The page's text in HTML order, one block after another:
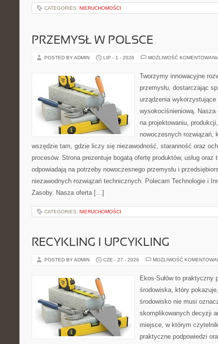
CATEGORIES: NIERUCHOMOŚCI
PRZEMYSŁ W POLSCE
POSTED BY ADMIN LIP - 1 - 2026 MOŻLIWOŚĆ
Tworzymy innowacyjne
przemysłu, dostarczając
urządzenia wykorzystujące
wysokociśnieniową. Nasza
na projektowaniu,
nowoczesnych rozwiązań,
wszędzie tam, gdzie liczy się niezawodność, staranność oraz
procesów. Strona prezentuje bogatą ofertę produktów, usług oraz
odpowiadają na potrzeby nowoczesnego przemysłu i
niezawodnych rozwiązań technicznych. Polecam Technologie i
Zasoby. Nasza oferta […]
CATEGORIES: NIERUCHOMOŚCI
RECYKLING I UPCYKLING
POSTED BY ADMIN CZE - 27 - 2026 MOŻLIWOŚĆ
Ekos-Sułów to praktyczny
środowiska, który
środowisko nie musi
skomplikowanych decyzji
miejsce, w którym
praktyczne podpowiedzi